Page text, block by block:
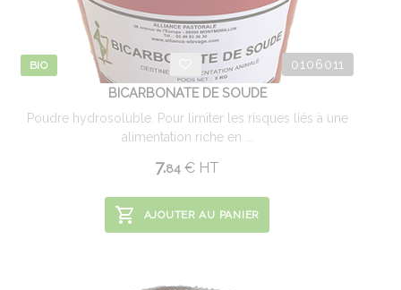
BIO 0106011
BICARBONATE DE SOUDE
Poudre hydrosoluble. Pour limiter les risques liés à une
alimentation riche en ...
7.84 € HT
AJOUTER AU PANIER